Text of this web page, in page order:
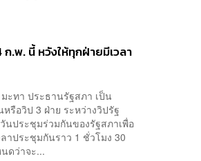
.พ. นี้ หวังให้ทุกฝ่ายมีเวลา
ะทา ประธานรัฐสภา เป็น
รือวิป 3 ฝ่าย ระหว่างวิปรัฐ
ประชุมร่วมกันของรัฐสภาเพื่อ
ประชุมกันราว 1 ชั่วโมง 30
ดว่าจะ...